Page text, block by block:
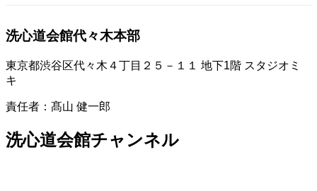
洗心道会館代々木本部
東京都渋谷区代々木４丁目２５－１１ 地下1階 スタジオミ
キ
責任者：髙山 健一郎
洗心道会館チャンネル